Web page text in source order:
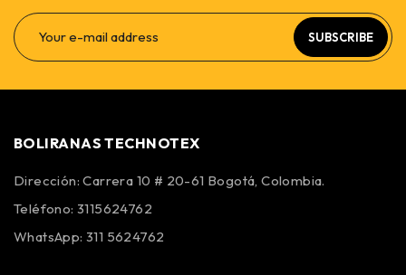
SUBSCRIBE
BOLIRANAS TECHNOTEX
Dirección: Carrera 10 # 20-61 Bogotá, Colombia.
Teléfono: 3115624762
WhatsApp: 311 5624762